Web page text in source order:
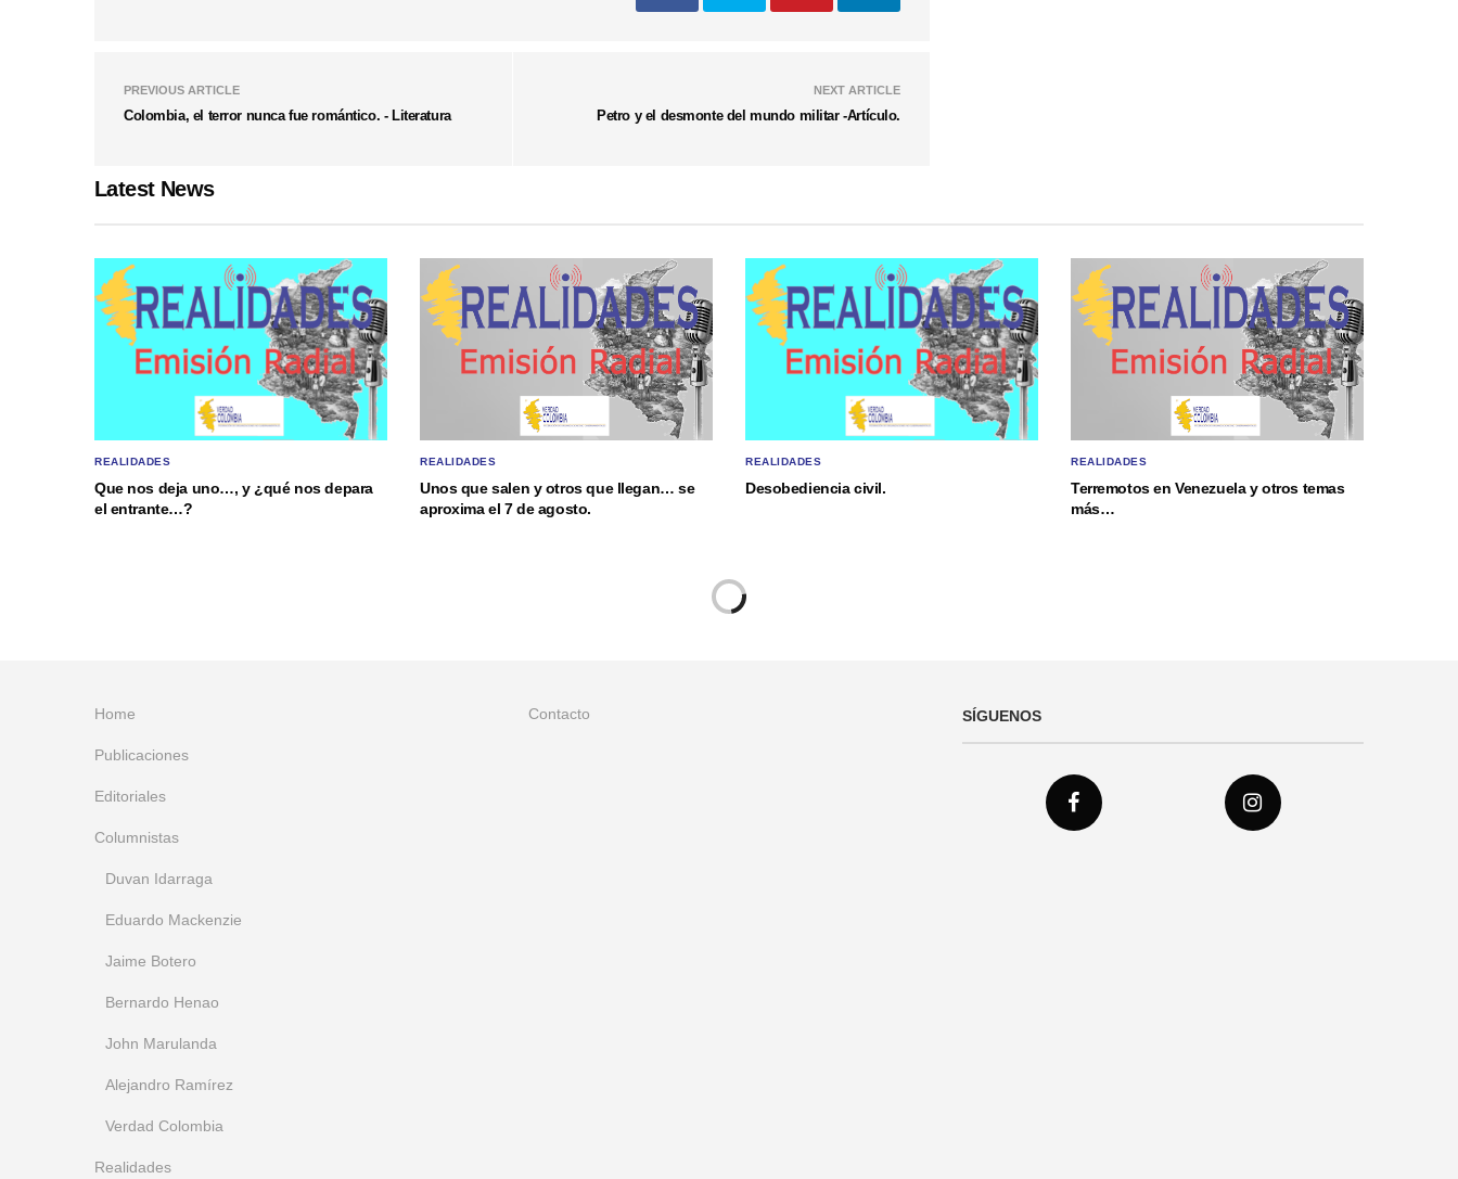
PREVIOUS ARTICLE
Colombia, el terror nunca fue romántico. - Literatura
NEXT ARTICLE
Petro y el desmonte del mundo militar -Artículo.
Latest News
REALIDADES
Que nos deja uno…, y ¿qué nos depara
el entrante…?
REALIDADES
Unos que salen y otros que llegan… se
aproxima el 7 de agosto.
REALIDADES
Desobediencia civil.
REALIDADES
Terremotos en Venezuela y otros temas
más…
Home
Publicaciones
Editoriales
Columnistas
Duvan Idarraga
Eduardo Mackenzie
Jaime Botero
Bernardo Henao
John Marulanda
Alejandro Ramírez
Verdad Colombia
Realidades
Contacto SÍGUENOS